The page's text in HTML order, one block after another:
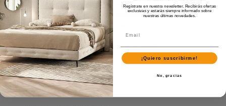
Carrer Hierbabuena, 32, 08906
L'Hospitalet de Llobregat, Barcelona
08906 L'Hospitalet de Llobregat
Tel. 934 37 77 45
Email:
hierbabuena@suenosdescans.com
Información adicional
Whatsapp:
614351269
Horarios
Regístrate en nuestra newsletter. Recibirás ofertas
exclusivas y estarás siempre informado sobre
nuestras últimas novedades.
¡Quiero suscribirme!
No, gracias